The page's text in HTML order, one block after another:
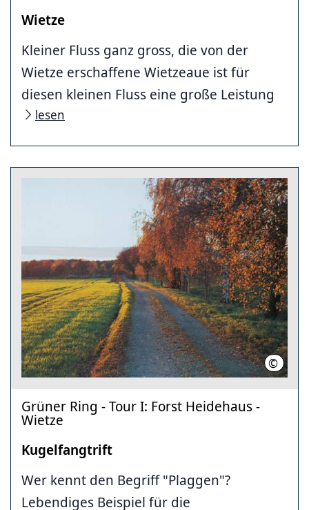
Wietze
Kleiner Fluss ganz gross, die von der
Wietze erschaffene Wietzeaue ist für
diesen kleinen Fluss eine große Leistung
lesen
©
Grüner Ring - Tour I: Forst Heidehaus -
Wietze
Kugelfangtrift
Wer kennt den Begriff "Plaggen"?
Lebendiges Beispiel für die